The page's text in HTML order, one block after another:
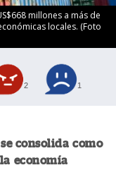
millones a más de
locales. (Foto
2 1
consolida como
economía